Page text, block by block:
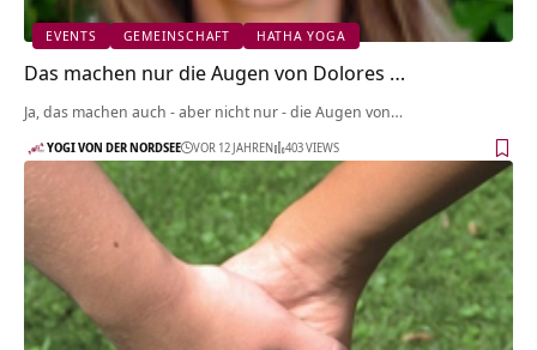
EVENTS GEMEINSCHAFT HATHA YOGA
Das machen nur die Augen von Dolores …
Ja, das machen auch - aber nicht nur - die Augen von…
YOGI VON DER NORDSEE VOR 12 JAHREN 403 VIEWS